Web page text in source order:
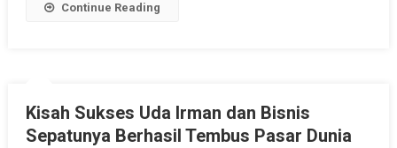
Continue Reading
Kisah Sukses Uda Irman dan Bisnis
Sepatunya Berhasil Tembus Pasar Dunia